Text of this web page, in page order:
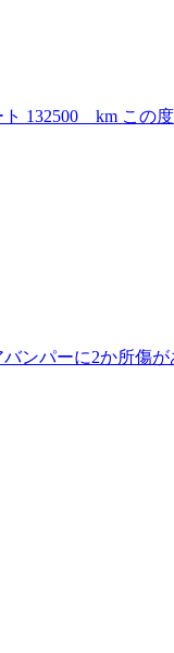
km この度
ンパーに2か所傷